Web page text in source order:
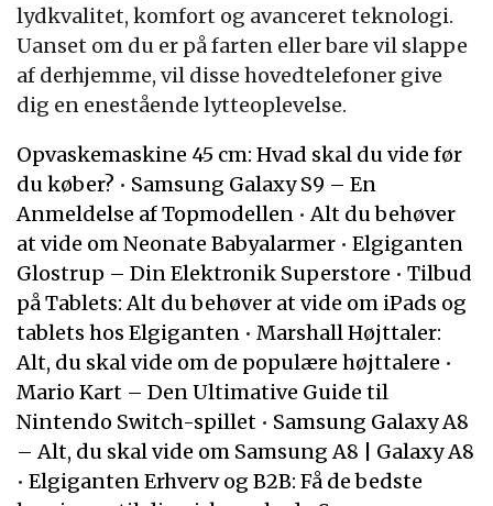
lydkvalitet, komfort og avanceret teknologi.
Uanset om du er på farten eller bare vil slappe
af derhjemme, vil disse hovedtelefoner give
dig en enestående lytteoplevelse.
Opvaskemaskine 45 cm: Hvad skal du vide før
du køber? • Samsung Galaxy S9 – En
Anmeldelse af Topmodellen •Alt du behøver
at vide om Neonate Babyalarmer • Elgiganten
Glostrup – Din Elektronik Superstore • Tilbud
på Tablets: Alt du behøver at vide om iPads og
tablets hos Elgiganten • Marshall Højttaler:
Alt, du skal vide om de populære højttalere •
Mario Kart – Den Ultimative Guide til
Nintendo Switch-spillet • Samsung Galaxy A8
– Alt, du skal vide om Samsung A8 | Galaxy A8
• Elgiganten Erhverv og B2B: Få de bedste